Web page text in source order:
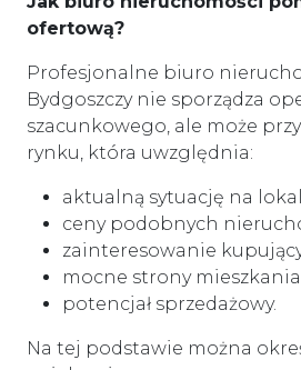
ofertową?
Profesjonalne biuro
Bydgoszczy nie sporządza
szacunkowego, ale może
rynku, która uwzględnia:
aktualną sytuację na
ceny podobnych
zainteresowanie
mocne strony
potencjał sprzedażowy.
Na tej podstawie można